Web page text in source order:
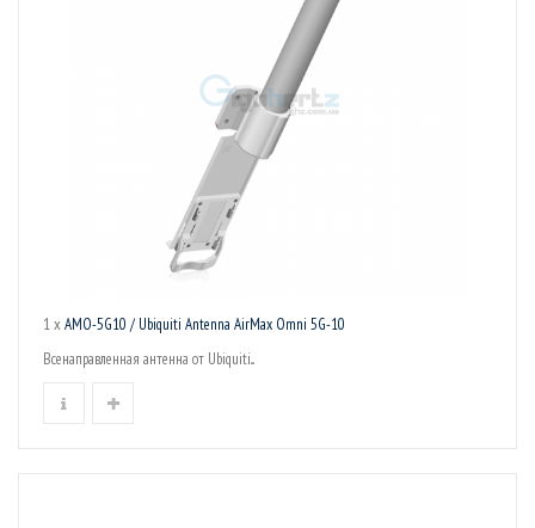
1 xAMO-5G10 / Ubiquiti Antenna AirMax Omni 5G-10
Всенаправленная антенна от Ubiquiti...